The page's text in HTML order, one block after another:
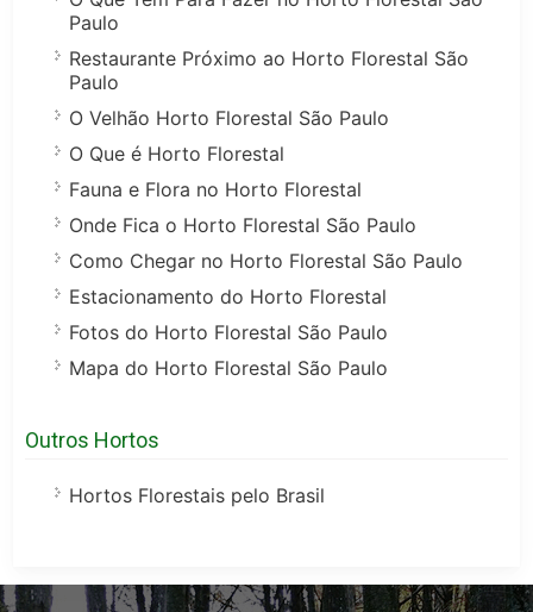
Paulo
Restaurante Próximo ao Horto Florestal São
Paulo
O Velhão Horto Florestal São Paulo
O Que é Horto Florestal
Fauna e Flora no Horto Florestal
Onde Fica o Horto Florestal São Paulo
Como Chegar no Horto Florestal São Paulo
Estacionamento do Horto Florestal
Fotos do Horto Florestal São Paulo
Mapa do Horto Florestal São Paulo
Outros Hortos
Hortos Florestais pelo Brasil